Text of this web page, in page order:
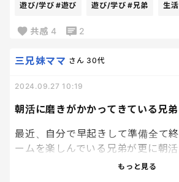
中だったからね、、、
遊びに目がむくから良いのかなって
遊び/学び #遊び 遊び/学び #兄弟 生
共感 4 2
朝活に磨きがかかってきている兄弟
三兄妹ママ さん 30代
2024.09.27 10:19
最近、自分で早起きして準備全て
ームを楽しんでいる兄弟が更に朝
もっと見る